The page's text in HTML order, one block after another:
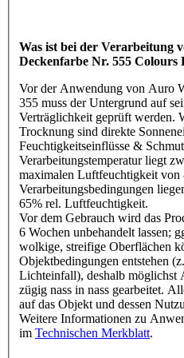
Was ist bei der Verarbeitung
Deckenfarbe Nr. 555 Colours
Vor der Anwendung von Auro
355 muss der Untergrund auf
Verträglichkeit geprüft werden.
Trocknung sind direkte
Feuchtigkeitseinflüsse &
Verarbeitungstemperatur liegt
maximalen Luftfeuchtigkeit von
Verarbeitungsbedingungen
65% rel. Luftfeuchtigkeit.
Vor dem Gebrauch wird das
6 Wochen unbehandelt lassen;
wolkige, streifige Oberflächen
Objektbedingungen entstehen
Lichteinfall), deshalb möglichst
zügig nass in nass gearbeitet.
auf das Objekt und dessen
Weitere Informationen zu
im Technischen Merkblatt.